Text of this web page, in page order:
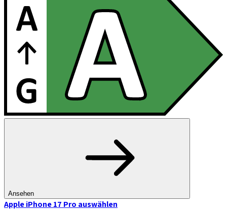
Ansehen
Apple iPhone 17 Pro auswählen